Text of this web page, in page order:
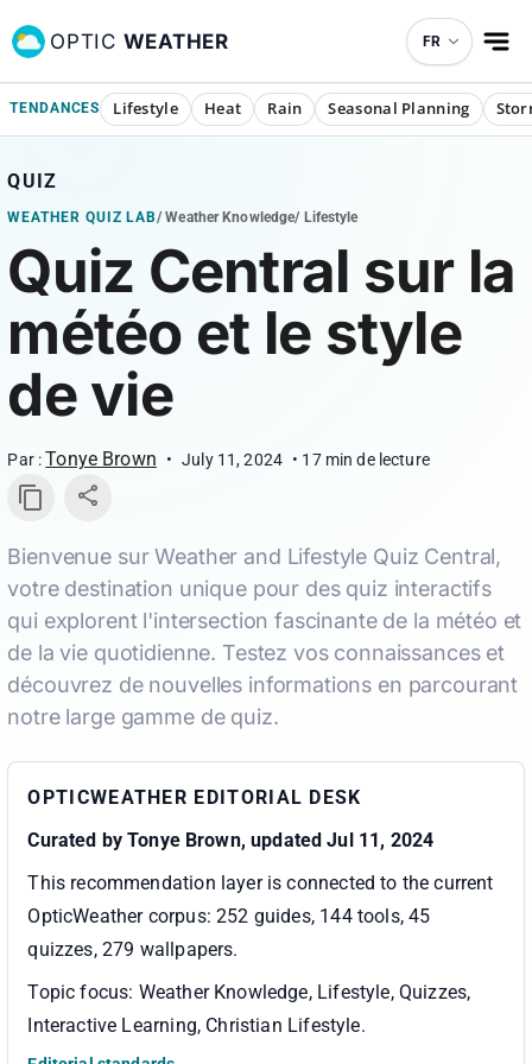
OPTIC WEATHER FR
TENDANCES Lifestyle Heat Rain Seasonal Planning
QUIZ
WEATHER QUIZ LAB/Weather Knowledge/ Lifestyle
Quiz Central sur la
météo et le style
de vie
Par : Tonye Brown • July 11, 2024 • 17 min de lecture
Bienvenue sur Weather and Lifestyle Quiz Central,
votre destination unique pour des quiz interactifs
qui explorent l'intersection fascinante de la météo et
de la vie quotidienne. Testez vos connaissances et
découvrez de nouvelles informations en parcourant
notre large gamme de quiz.
OPTICWEATHER EDITORIAL DESK
Curated byTonye Brown, updated Jul 11, 2024
This recommendation layer is connected to the current
OpticWeather corpus: 252 guides, 144 tools, 45
quizzes, 279 wallpapers.
Topic focus: Weather Knowledge, Lifestyle, Quizzes,
Interactive Learning, Christian Lifestyle.